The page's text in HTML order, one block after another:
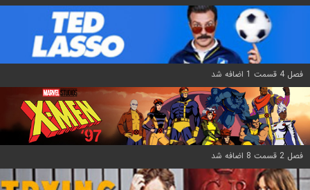
فصل 4 قسمت 1 اضافه شد
فصل 2 قسمت 8 اضافه شد